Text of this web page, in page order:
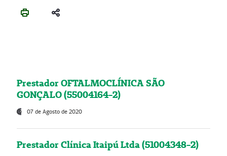
Prestador OFTALMOCLÍNICA SÃO
GONÇALO (55004164-2)
07 de Agosto de 2020
Prestador Clínica Itaipú Ltda (51004348-2)